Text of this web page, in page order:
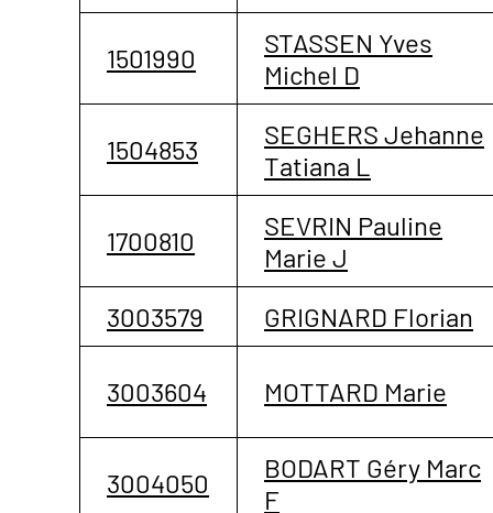
1501990
STASSEN Yves
Michel D
1504853
SEGHERS Jehanne
Tatiana L
1700810
SEVRIN Pauline
Marie J
3003579
GRIGNARD Florian
3003604 MOTTARD Marie
3004050
BODART Géry Marc
F